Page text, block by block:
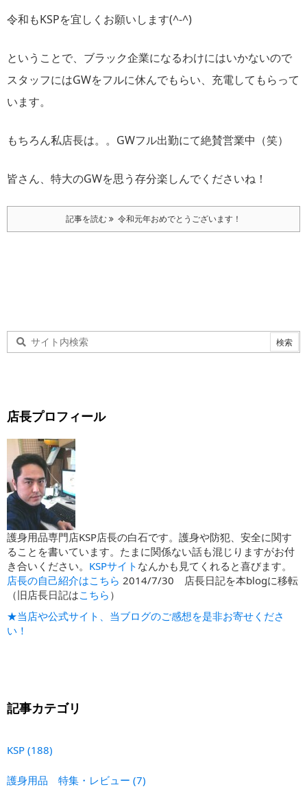
令和もKSPを宜しくお願いします(^-^)
ということで、ブラック企業になるわけにはいかないので
スタッフにはGWをフルに休んでもらい、充電してもらって
います。
もちろん私店長は。。GWフル出勤にて絶賛営業中（笑）
皆さん、特大のGWを思う存分楽しんでくださいね！
記事を読む 令和元年おめでとうございます！
店長プロフィール
護身用品専門店KSP店長の白石です。護身や防犯、安全に関す
ることを書いています。たまに関係ない話も混じりますがお付
き合いください。 KSPサイト なんかも見てくれると喜びます。
店長の自己紹介はこちら 2014/7/30 店長日記を本blogに移転
（旧店長日記はこちら ）
★当店や公式サイト、当ブログのご感想を是非お寄せくださ
い！
記事カテゴリ
KSP (188)
護身用品 特集・レビュー (7)